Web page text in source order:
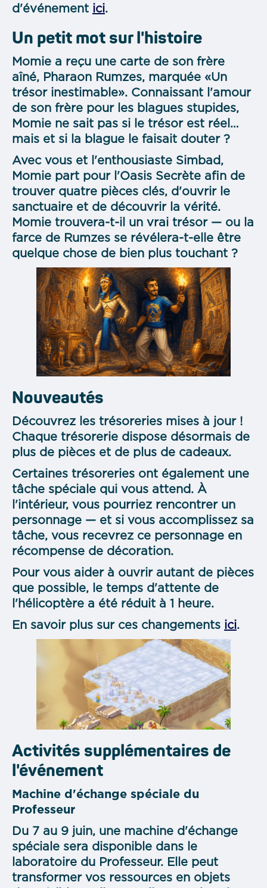
d'événement ici.
Un petit mot sur l'histoire
Momie a reçu une carte de son frère
aîné, Pharaon Rumzes, marquée «Un
trésor inestimable». Connaissant l'amour
de son frère pour les blagues stupides,
Momie ne sait pas si le trésor est réel…
mais et si la blague le faisait douter ?
Avec vous et l'enthousiaste Simbad,
Momie part pour l'Oasis Secrète afin de
trouver quatre pièces clés, d'ouvrir le
sanctuaire et de découvrir la vérité.
Momie trouvera-t-il un vrai trésor — ou la
farce de Rumzes se révélera-t-elle être
quelque chose de bien plus touchant ?
Nouveautés
Découvrez les trésoreries mises à jour !
Chaque trésorerie dispose désormais de
plus de pièces et de plus de cadeaux.
Certaines trésoreries ont également une
tâche spéciale qui vous attend. À
l'intérieur, vous pourriez rencontrer un
personnage — et si vous accomplissez sa
tâche, vous recevrez ce personnage en
récompense de décoration.
Pour vous aider à ouvrir autant de pièces
que possible, le temps d'attente de
l'hélicoptère a été réduit à 1 heure.
En savoir plus sur ces changements ici.
Activités supplémentaires de
l'événement
Machine d'échange spéciale du
Professeur
Du 7 au 9 juin, une machine d'échange
spéciale sera disponible dans le
laboratoire du Professeur. Elle peut
transformer vos ressources en objets